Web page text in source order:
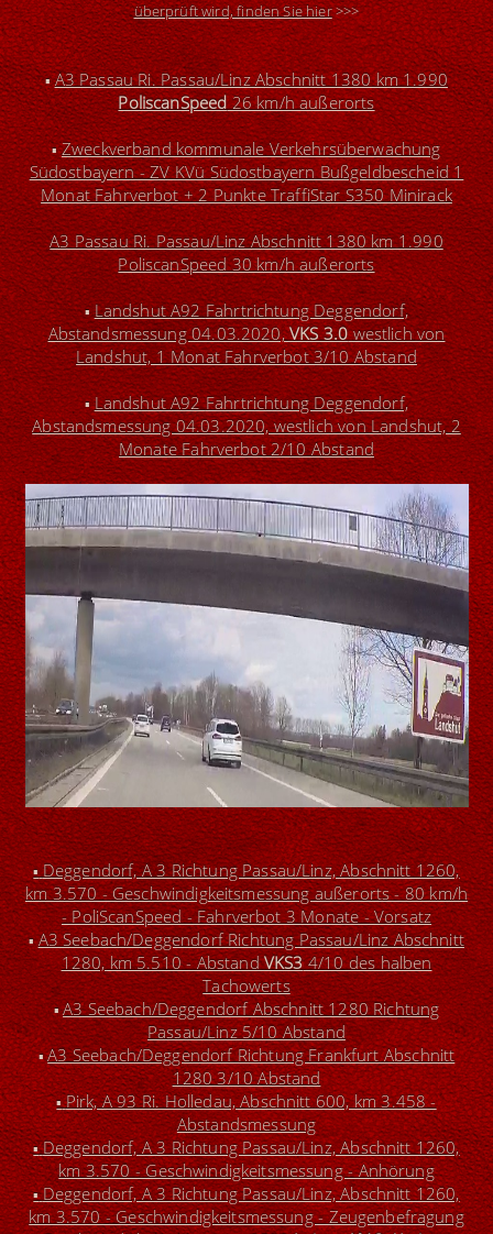
überprüft wird, finden Sie hier>>>
▪A3 Passau Ri. Passau/Linz Abschnitt 1380 km 1.990
PoliscanSpeed26 km/h außerorts
▪Zweckverband kommunale Verkehrsüberwachung
Südostbayern - ZV KVü Südostbayern Bußgeldbescheid 1
Monat Fahrverbot + 2 Punkte TraffiStar S350 Minirack
A3 Passau Ri. Passau/Linz Abschnitt 1380 km 1.990
PoliscanSpeed 30 km/h außerorts
▪Landshut A92Fahrtrichtung Deggendorf,
Abstandsmessung 04.03.2020,VKS 3.0westlich von
Landshut, 1 Monat Fahrverbot 3/10 Abstand
▪Landshut A92Fahrtrichtung Deggendorf,
Abstandsmessung 04.03.2020, westlich von Landshut, 2
Monate Fahrverbot 2/10 Abstand
▪Deggendorf, A 3 Richtung Passau/Linz, Abschnitt 1260,
km 3.570 - Geschwindigkeitsmessung außerorts - 80 km/h
- PoliScanSpeed - Fahrverbot 3 Monate - Vorsatz
▪A3 Seebach/Deggendorf Richtung Passau/Linz Abschnitt
1280, km 5.510 - AbstandVKS34/10 des halben
Tachowerts
▪A3 Seebach/Deggendorf Abschnitt 1280 Richtung
Passau/Linz 5/10 Abstand
▪A3 Seebach/Deggendorf Richtung Frankfurt Abschnitt
1280 3/10 Abstand
▪Pirk, A 93 Ri. Holledau, Abschnitt 600, km 3.458 -
Abstandsmessung
▪Deggendorf, A 3 Richtung Passau/Linz, Abschnitt 1260,
km 3.570 - Geschwindigkeitsmessung - Anhörung
▪Deggendorf, A 3 Richtung Passau/Linz, Abschnitt 1260,
km 3.570 - Geschwindigkeitsmessung - Zeugenbefragung